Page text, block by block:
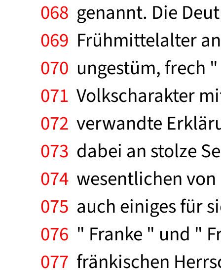
068 genannt. Die
069 Frühmittelalter
070 ungestüm, frech
071 Volkscharakter
072 verwandte
073 dabei an stolze
074 wesentlichen
075 auch einiges für
076 " Franke " und "
077 fränkischen